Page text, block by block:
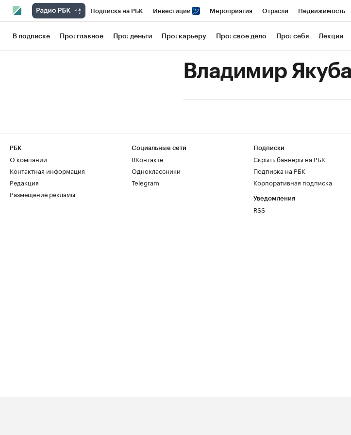
Подписка на РБК Инвестиции Мероприятия Отрасли Недвижимость
РБК Вино Школа управления РБК РБК Образование РБК Курсы
Франшизы Газета Спецпроекты СПб
Политика Экономика Бизнес Технологии и
В подписке Про: главное Про: деньги Про: карьеру Про: свое дело Про: себя Лекции
Владимир Якуба
РБК
О компании
Контактная информация
Редакция
Размещение рекламы
Социальные сети
ВКонтакте
Одноклассники
Telegram
Подписки
Скрыть баннеры на РБК
Подписка на РБК
Корпоративная подписка
Уведомления
RSS